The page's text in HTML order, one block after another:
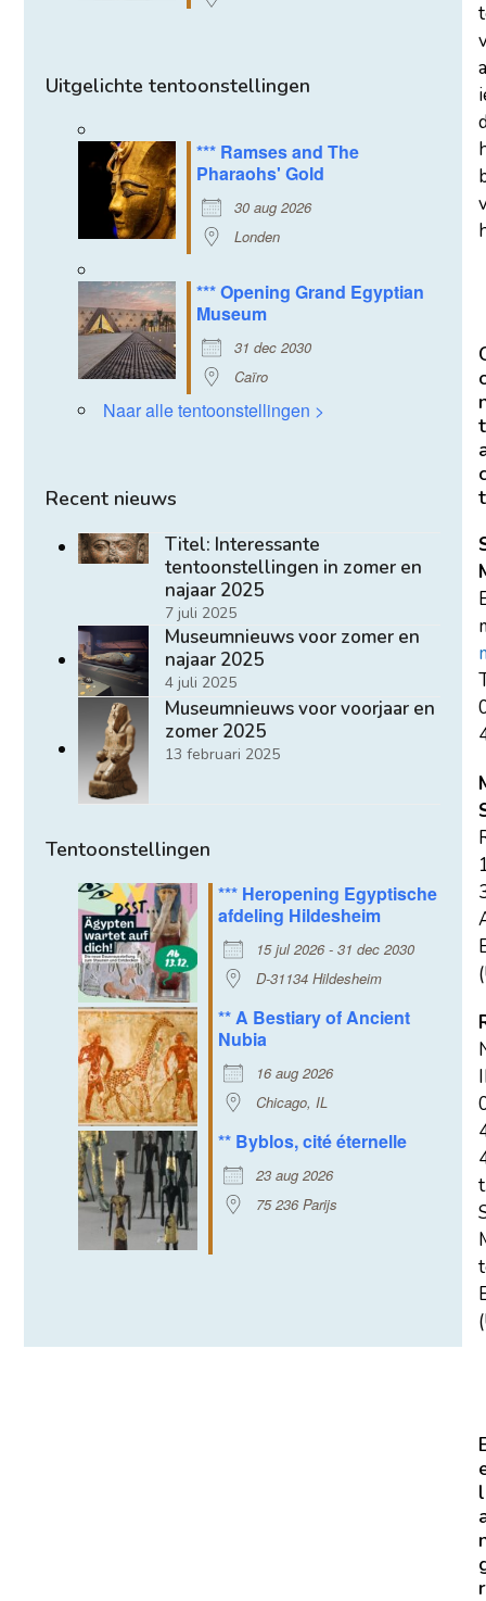
Uitgelichte tentoonstellingen
*** Ramses and The
Pharaohs' Gold
30 aug 2026
Londen
*** Opening Grand Egyptian
Museum
31 dec 2030
Caïro
Naar alle tentoonstellingen >
Recent nieuws
Titel: Interessante
tentoonstellingen in zomer en
najaar 2025
7 juli 2025
Museumnieuws voor zomer en
najaar 2025
4 juli 2025
Museumnieuws voor voorjaar en
zomer 2025
13 februari 2025
Tentoonstellingen
*** Heropening Egyptische
afdeling Hildesheim
15 jul 2026 - 31 dec 2030
D-31134 Hildesheim
** A Bestiary of Ancient
Nubia
16 aug 2026
Chicago, IL
** Byblos, cité éternelle
23 aug 2026
75 236 Parijs
t
t
l
r